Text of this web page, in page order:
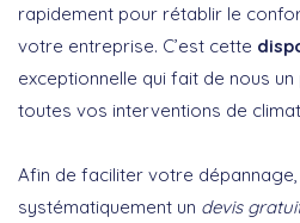
rapidement pour rétablir le
votre entreprise. C’est cette
exceptionnelle qui fait de nous
toutes vos interventions de
Afin de faciliter votre
systématiquement un devis